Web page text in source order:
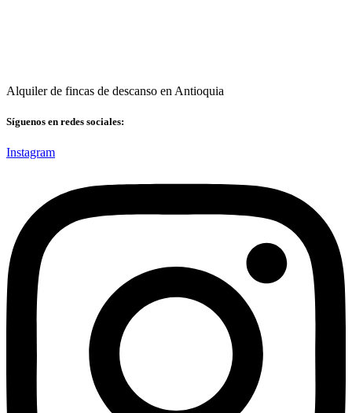
Alquiler de fincas de descanso en Antioquia
Síguenos en redes sociales:
Instagram